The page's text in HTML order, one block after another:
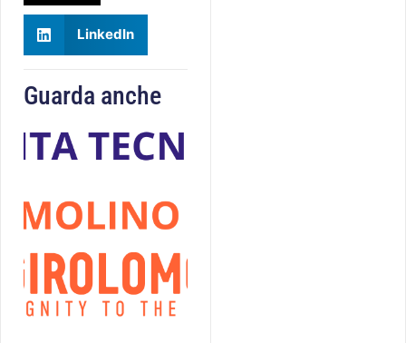
LinkedIn
Guarda anche